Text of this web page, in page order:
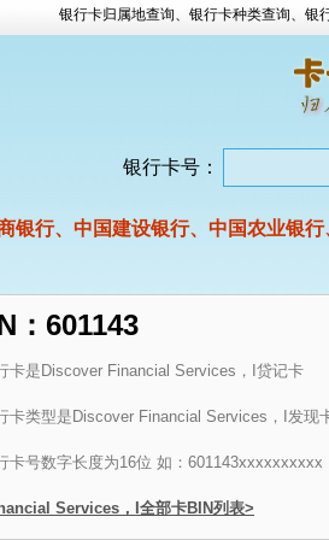
银行卡归属地查询、银行卡种类查询、银
银行卡号：
银行、中国建设银行、中国农业银
：601143
卡是Discover Financial Services，I贷记卡
卡类型是Discover Financial Services，I发现
卡号数字长度为16位 如：601143xxxxxxxxxx
Services，I全部卡BIN列表>